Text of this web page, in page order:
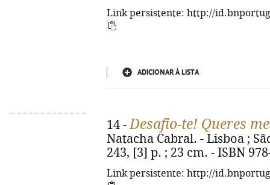
Link persistente: http://
ADICIONAR À LISTA
14 -Desafio-te! Queres
Natacha Cabral. - Lisboa ;
243, [3] p. ; 23 cm. - ISBN
Link persistente: http://